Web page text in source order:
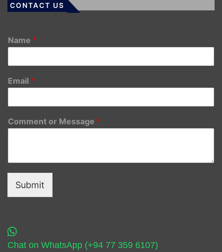
CONTACT US
Name *
Email *
Comment or Message *
Submit
Chat on WhatsApp (+94 77 359 6107)